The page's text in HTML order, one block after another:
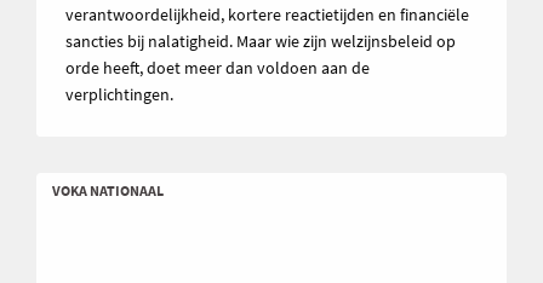
verantwoordelijkheid, kortere reactietijden en financiële
sancties bij nalatigheid. Maar wie zijn welzijnsbeleid op
orde heeft, doet meer dan voldoen aan de
verplichtingen.
VOKA NATIONAAL